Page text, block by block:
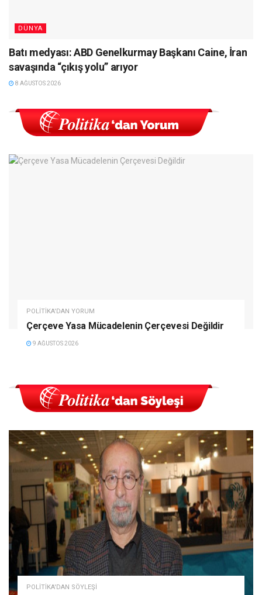
DÜNYA
Batı medyası: ABD Genelkurmay Başkanı Caine, İran
savaşında “çıkış yolu” arıyor
8 AĞUSTOS 2026
POLITIKA'DAN YORUM
Çerçeve Yasa Mücadelenin Çerçevesi Değildir
9 AĞUSTOS 2026
POLITIKA'DAN SÖYLEŞI